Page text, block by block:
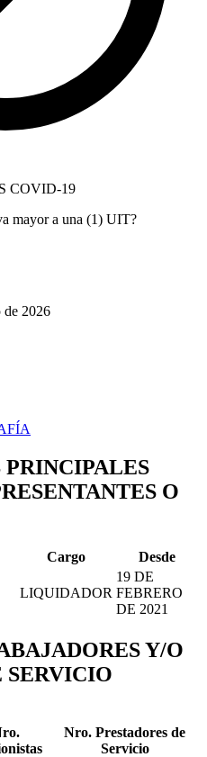
COVID-19
mayor a una (1) UIT?
de 2026
PRINCIPALES
O
Cargo
Desde
LIQUIDADOR
19 DE
FEBRERO
DE 2021
Y/O
SERVICIO
Nro. Prestadores de
Servicio